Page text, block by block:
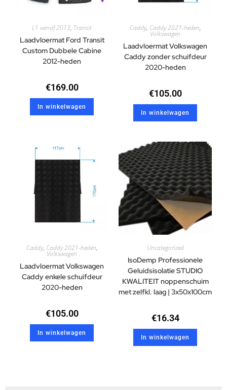
L1 vanaf 2013, Transit
Laadvloermat Ford Transit
Custom Dubbele Cabine
2012-heden
€169.00
In winkelwagen
Caddy, Caddy 2021-heden,
Volkswagen
Laadvloermat Volkswagen
Caddy zonder schuifdeur
2020-heden
€105.00
In winkelwagen
Caddy, Caddy 2021-heden,
Volkswagen
Laadvloermat Volkswagen
Caddy enkele schuifdeur
2020-heden
€105.00
In winkelwagen
Uncategorized
IsoDemp Professionele
Geluidsisolatie STUDIO
KWALITEIT noppenschuim
met zelfkl. laag | 3x50x100cm
€16.34
In winkelwagen